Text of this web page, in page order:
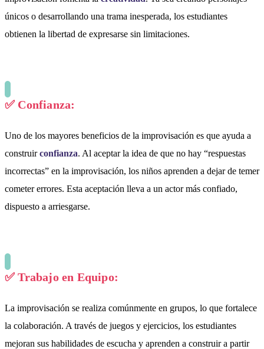
únicos o desarrollando una trama inesperada, los estudiantes
obtienen la libertad de expresarse sin limitaciones.
✅ Confianza:
Uno de los mayores beneficios de la improvisación es que ayuda a
construirconfianza. Al aceptar la idea de que no hay “respuestas
incorrectas” en la improvisación, los niños aprenden a dejar de temer
cometer errores. Esta aceptación lleva a un actor más confiado,
dispuesto a arriesgarse.
✅Trabajo en Equipo:
La improvisación se realiza comúnmente en grupos, lo que fortalece
la colaboración. A través de juegos y ejercicios, los estudiantes
mejoran sus habilidades de escucha y aprenden a construir a partir